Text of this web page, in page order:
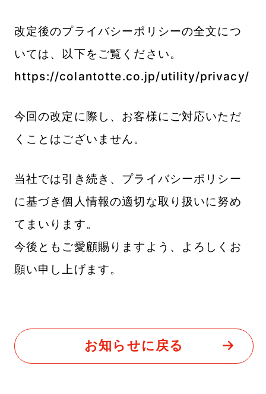
改定後のプライバシーポリシーの全文につ
いては、以下をご覧ください。
https://colantotte.co.jp/utility/privacy/
今回の改定に際し、お客様にご対応いただ
くことはございません。
当社では引き続き、プライバシーポリシー
に基づき個人情報の適切な取り扱いに努め
てまいります。
今後ともご愛顧賜りますよう、よろしくお
願い申し上げます。
お知らせに戻る